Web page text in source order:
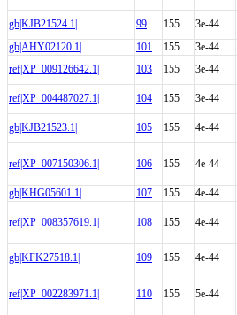
gb|KJB21524.1| 99 155 3e-44
gb|AHY02120.1|
101 155 3e-44
ref|XP_009126642.1|
103 155 3e-44
ref|XP_004487027.1| 104 155 3e-44
gb|KJB21523.1| 105 155 4e-44
ref|XP_007150306.1| 106 155 4e-44
gb|KHG05601.1| 107 155 4e-44
ref|XP_008357619.1| 108 155 4e-44
gb|KFK27518.1| 109 155 4e-44
ref|XP_002283971.1| 110 155 5e-44